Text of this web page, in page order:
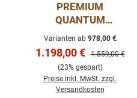
PREMIUM
QUANTUM
Rundtisch aus Old
Teak – Ø 90–150 cm
Varianten ab978,00 €
Verkaufspreis:
1.198,00 € Regulärer Preis:
1.559,00 €
(23% gespart)
Preise inkl. MwSt. zzgl.
Versandkosten